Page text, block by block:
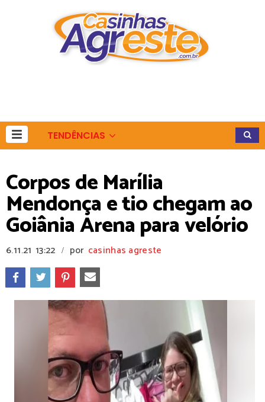
TENDÊNCIAS
Corpos de Marília
Mendonça e tio chegam ao
Goiânia Arena para velório
6.11.21 13:22 / por casinhas agreste